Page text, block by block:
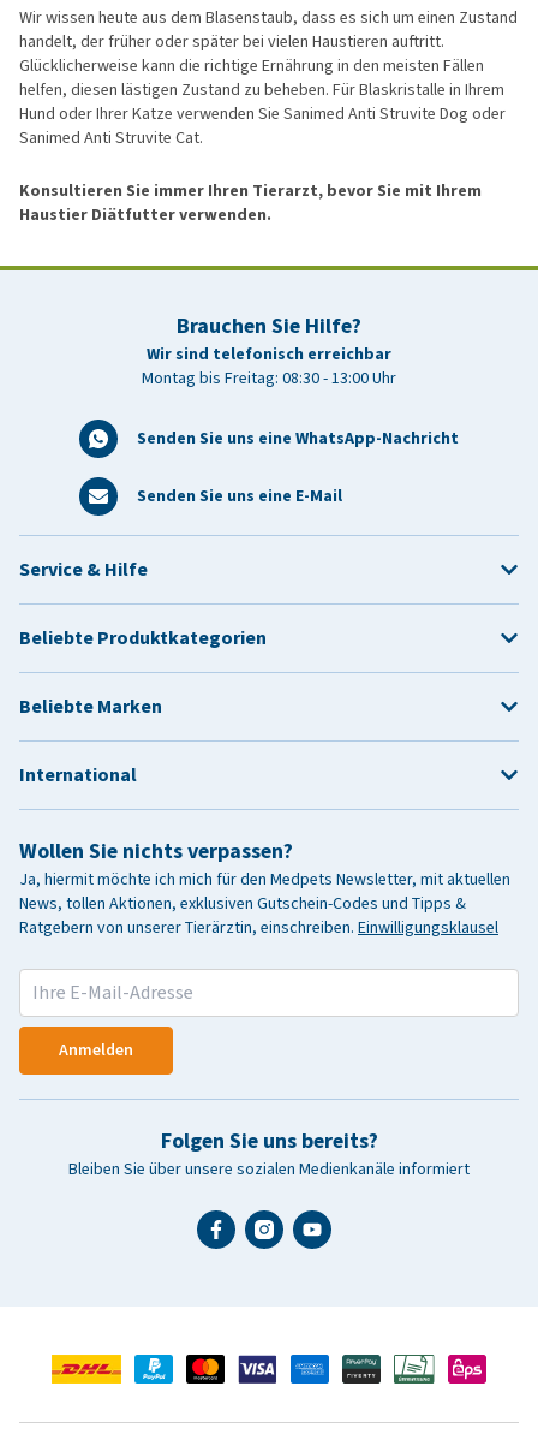
Wir wissen heute aus dem Blasenstaub, dass es sich um einen Zustand
handelt, der früher oder später bei vielen Haustieren auftritt.
Glücklicherweise kann die richtige Ernährung in den meisten Fällen
helfen, diesen lästigen Zustand zu beheben. Für Blaskristalle in Ihrem
Hund oder Ihrer Katze verwenden Sie Sanimed Anti Struvite Dog oder
Sanimed Anti Struvite Cat.
Konsultieren Sie immer Ihren Tierarzt, bevor Sie mit Ihrem
Haustier Diätfutter verwenden.
Brauchen Sie Hilfe?
Wir sind telefonisch erreichbar
Montag bis Freitag: 08:30 - 13:00 Uhr
Senden Sie uns eine WhatsApp-Nachricht
Senden Sie uns eine E-Mail
Wollen Sie nichts verpassen?
Ja, hiermit möchte ich mich für den Medpets Newsletter, mit aktuellen
News, tollen Aktionen, exklusiven Gutschein-Codes und Tipps &
Ratgebern von unserer Tierärztin, einschreiben. Einwilligungsklausel
Anmelden
Folgen Sie uns bereits?
Bleiben Sie über unsere sozialen Medienkanäle informiert
Service & Hilfe
Beliebte Produktkategorien
Beliebte Marken
International